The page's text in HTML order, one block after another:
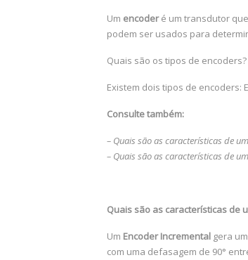
Um encoderé um transdutor
podem ser usados para
Quais são os tipos de encoders?
Existem dois tipos de encoders:
Consulte também:
– Quais são as características de
– Quais são as características de
Quais são as características de
Um Encoder Incremental gera
com uma defasagem de 90°